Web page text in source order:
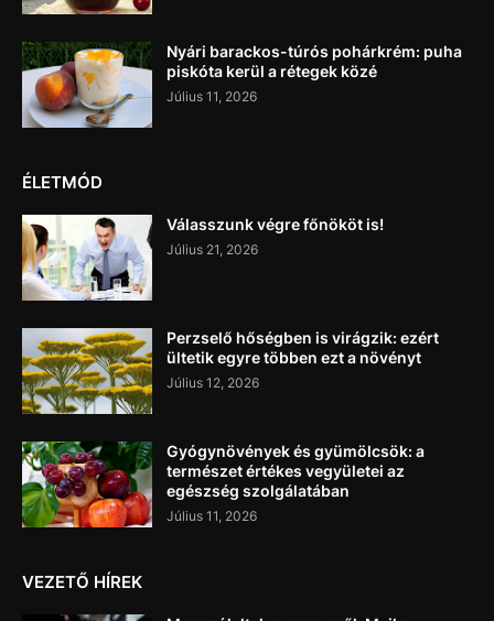
Nyári barackos-túrós pohárkrém: puha
piskóta kerül a rétegek közé
Július 11, 2026
ÉLETMÓD
Válasszunk végre főnököt is!
Július 21, 2026
Perzselő hőségben is virágzik: ezért
ültetik egyre többen ezt a növényt
Július 12, 2026
Gyógynövények és gyümölcsök: a
természet értékes vegyületei az
egészség szolgálatában
Július 11, 2026
VEZETŐ HÍREK